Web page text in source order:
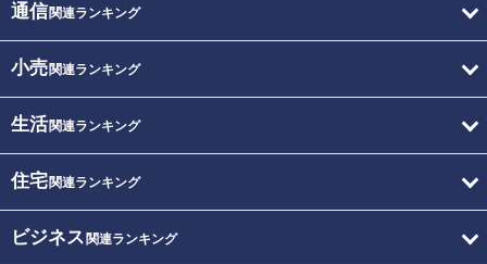
通信関連ランキング
小売関連ランキング
生活関連ランキング
住宅関連ランキング
ビジネス 関連ランキング